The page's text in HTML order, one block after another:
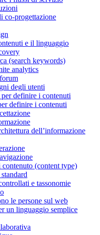
co-progettazione
e il linguaggio
(search keywords)
analytics
degli utenti
definire i contenuti
definire i contenuti
dell’informazione
(content type)
e tassonomie
le persone sul web
un linguaggio semplice